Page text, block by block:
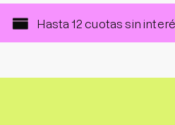
Hasta 12 cuotas sin interés